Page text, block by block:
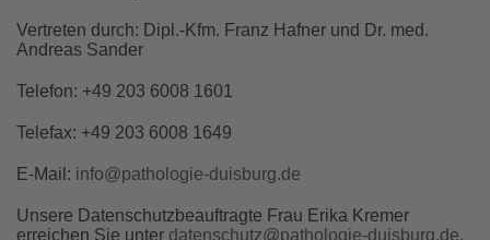
Vertreten durch: Dipl.-Kfm. Franz Hafner und Dr. med.
Andreas Sander
Telefon: +49 203 6008 1601
Telefax: +49 203 6008 1649
E-Mail: info@pathologie-duisburg.de
Unsere Datenschutzbeauftragte Frau Erika Kremer
erreichen Sie unter datenschutz@pathologie-duisburg.de.